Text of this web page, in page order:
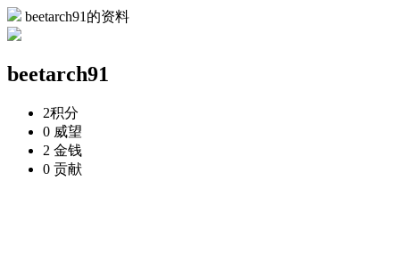
beetarch91的资料
beetarch91
2积分
0 威望
2 金钱
0 贡献